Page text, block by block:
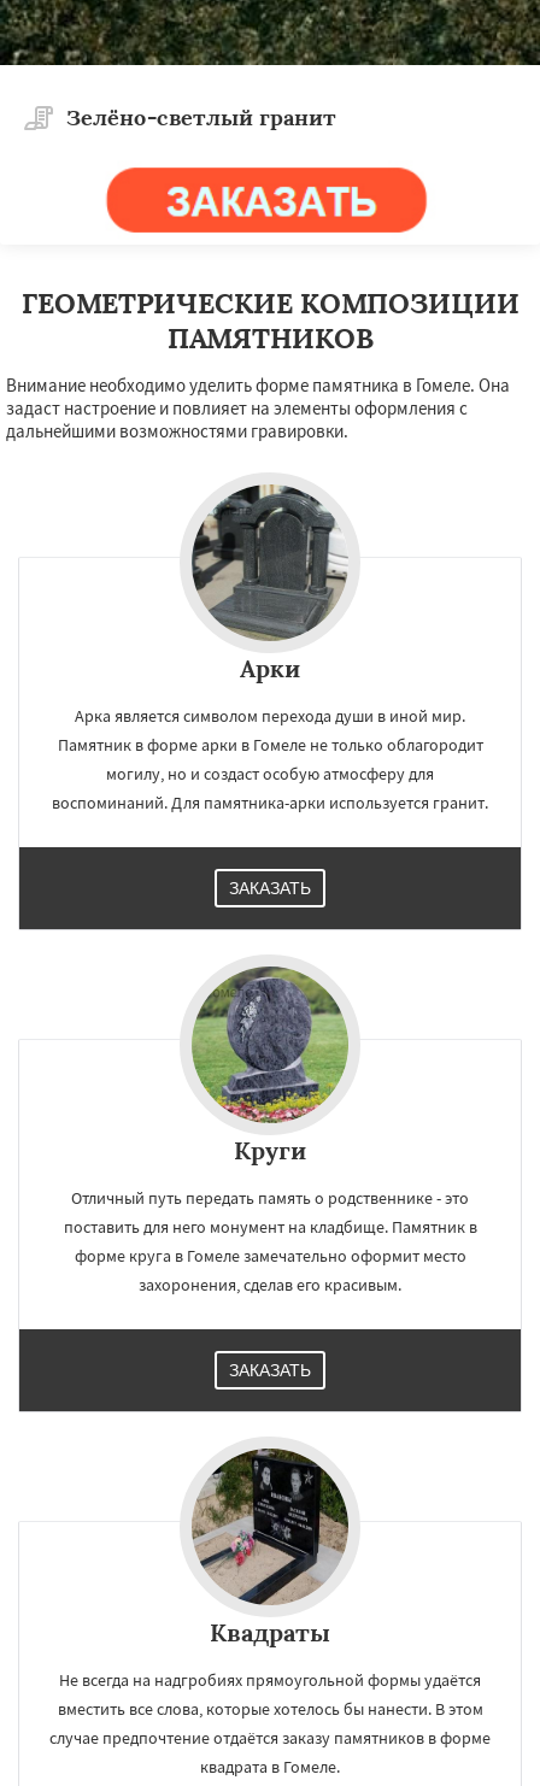
Мозырь Жлобин Светлогорск Речица
Калинковичи Рогачёв Добруш
Буда-Кошелево Василевичи Ветка
Туров Хойники Чечерск
Зелёно-светлый гранит
ГЕОМЕТРИЧЕСКИЕ КОМПОЗИЦИИ
ПАМЯТНИКОВ
Внимание необходимо уделить форме памятника в Гомеле. Она
задаст настроение и повлияет на элементы оформления с
дальнейшими возможностями гравировки.
Арки
Арка является символом перехода души в иной мир.
Памятник в форме арки в Гомеле не только облагородит
могилу, но и создаст особую атмосферу для
воспоминаний. Для памятника-арки используется гранит.
ЗАКАЗАТЬ
Круги
Отличный путь передать память о родственнике - это
поставить для него монумент на кладбище. Памятник в
форме круга в Гомеле замечательно оформит место
захоронения, сделав его красивым.
ЗАКАЗАТЬ
Квадраты
Не всегда на надгробиях прямоугольной формы удаётся
вместить все слова, которые хотелось бы нанести. В этом
случае предпочтение отдаётся заказу памятников в форме
квадрата в Гомеле.